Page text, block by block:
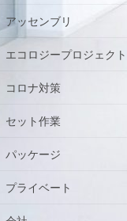
アッセンブリ
エコロジープロジェクト
コロナ対策
セット作業
パッケージ
プライベート